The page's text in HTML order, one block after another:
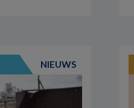
NIEUWS